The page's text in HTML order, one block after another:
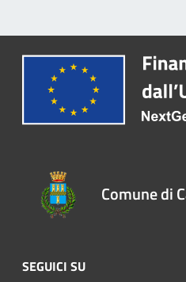
Comune di
SEGUICI SU